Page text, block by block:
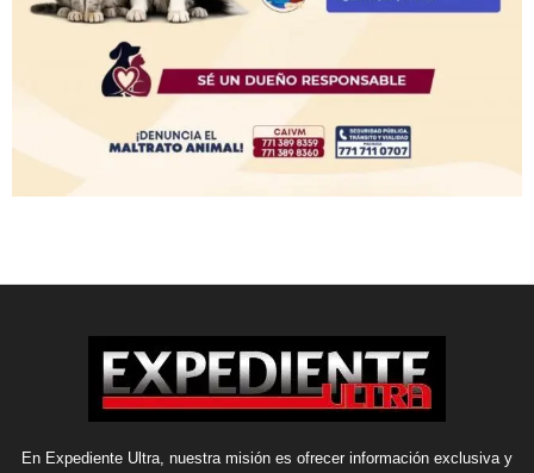
En Expediente Ultra, nuestra misión es ofrecer información exclusiva y